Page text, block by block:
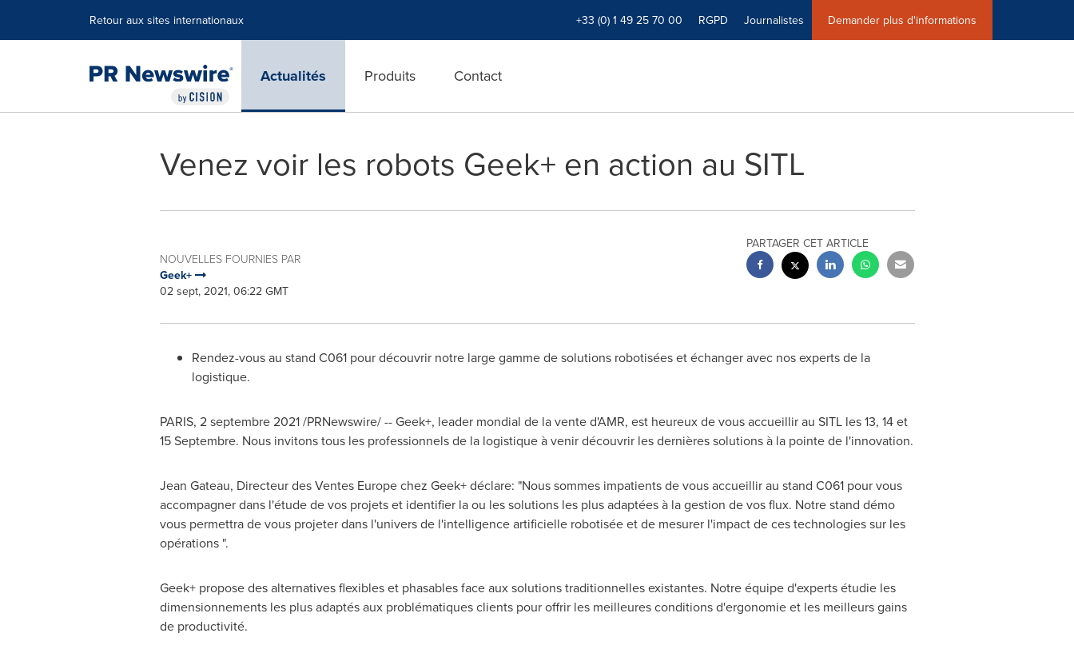
Retour aux sites internationaux +33 (0) 1 49 25 70 00 RGPD Journalistes Demander plus d'informations
Actualités Produits Contact
Venez voir les robots Geek+ en action au SITL
NOUVELLES FOURNIES PAR
Geek+
02 sept, 2021, 06:22 GMT
PARTAGER CET ARTICLE
Rendez-vous au stand C061 pour découvrir notre large gamme de solutions robotisées et échanger avec nos experts de la
logistique.
PARIS, 2 septembre 2021 /PRNewswire/ -- Geek+, leader mondial de la vente d'AMR, est heureux de vous accueillir au SITL les 13, 14 et
15 Septembre. Nous invitons tous les professionnels de la logistique à venir découvrir les dernières solutions à la pointe de l'innovation.
Jean Gateau, Directeur des Ventes Europe chez Geek+ déclare: "Nous sommes impatients de vous accueillir au stand C061 pour vous
accompagner dans l'étude de vos projets et identifier la ou les solutions les plus adaptées à la gestion de vos flux. Notre stand démo
vous permettra de vous projeter dans l'univers de l'intelligence artificielle robotisée et de mesurer l'impact de ces technologies sur les
opérations ".
Geek+ propose des alternatives flexibles et phasables face aux solutions traditionnelles existantes. Notre équipe d'experts étudie les
dimensionnements les plus adaptés aux problématiques clients pour offrir les meilleures conditions d'ergonomie et les meilleurs gains
de productivité.